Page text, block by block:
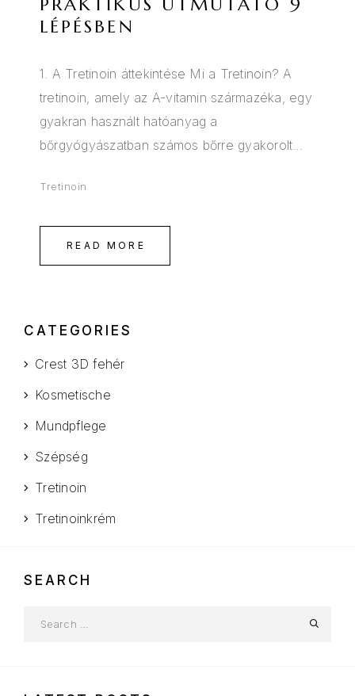
PRAKTIKUS ÚTMUTATÓ 9
LÉPÉSBEN⁠
1. A Tretinoin áttekintése Mi a Tretinoin? A
tretinoin, amely az A-vitamin származéka, egy
gyakran használt hatóanyag a
bőrgyógyászatban számos bőrre gyakorolt…
Tretinoin
READ MORE
CATEGORIES
Crest 3D fehér
Kosmetische
Mundpflege
Szépség
Tretinoin
Tretinoinkrém
SEARCH